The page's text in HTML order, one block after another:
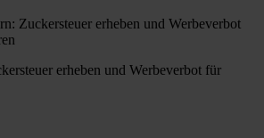
Zuckersteuer erheben und Werbeverbot
erheben und Werbeverbot für